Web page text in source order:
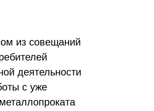
из совещаний
деятельности
с уже